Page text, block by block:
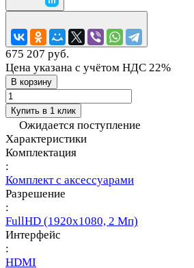
675 207 руб.
Цена указана с учётом НДС 22%
В корзину
Купить в 1 клик
Ожидается поступление
Характеристики
Комплектация
:
Комплект с аксессуарами
Разрешение
:
FullHD (1920х1080, 2 Мп)
Интерфейс
:
HDMI